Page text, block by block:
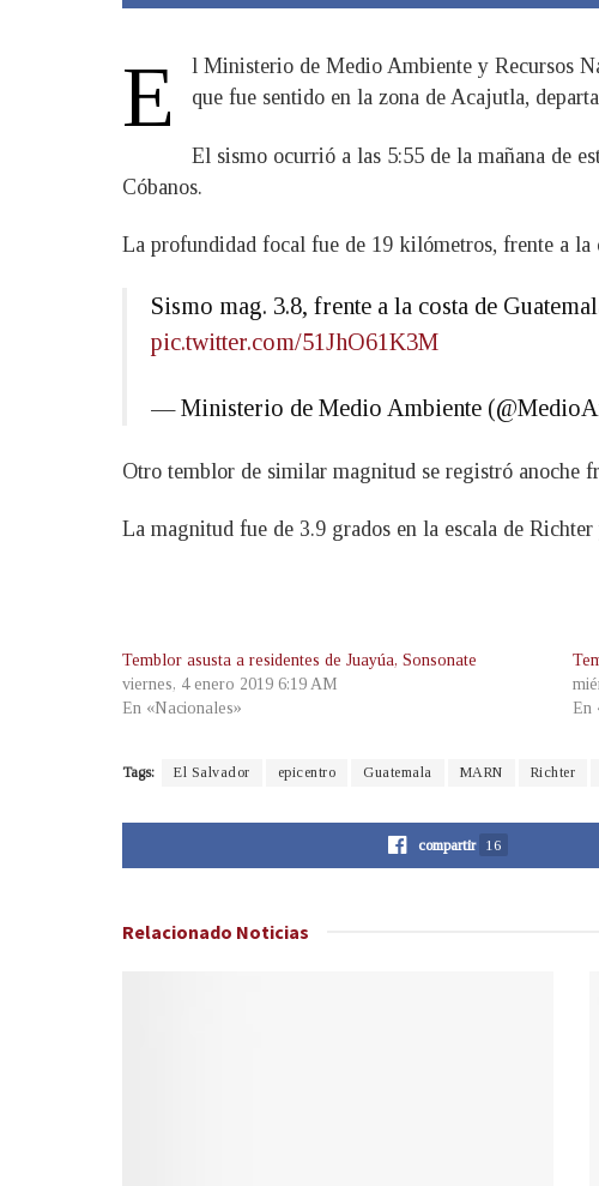
E
l Ministerio de Medio Ambiente y Recursos
que fue sentido en la zona de Acajutla,
El sismo ocurrió a las 5:55 de la mañana de
Cóbanos.
La profundidad focal fue de 19 kilómetros, frente a la
Sismo mag. 3.8, frente a la costa de
pic.twitter.com/51JhO61K3M
— Ministerio de Medio Ambiente
Otro temblor de similar magnitud se registró anoche
La magnitud fue de 3.9 grados en la escala de
Temblor asusta a residentes de Juayúa, Sonsonate
viernes, 4 enero 2019 6:19 AM
En «Nacionales»
En
Tags: El Salvador epicentro Guatemala MARN Richter
compartir 16
Relacionado Noticias